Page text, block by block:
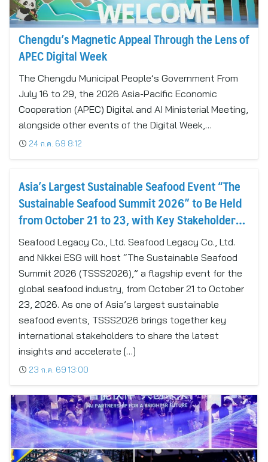
Chengdu’s Magnetic Appeal Through the Lens of
APEC Digital Week
The Chengdu Municipal People’s Government From
July 16 to 29, the 2026 Asia-Pacific Economic
Cooperation (APEC) Digital and AI Ministerial Meeting,
alongside other events of the Digital Week,…
24 ก.ค. 69 8:12
Asia’s Largest Sustainable Seafood Event “The
Sustainable Seafood Summit 2026” to Be Held
from October 21 to 23, with Key Stakeholders
Attending in Person
Seafood Legacy Co., Ltd. Seafood Legacy Co., Ltd.
and Nikkei ESG will host “The Sustainable Seafood
Summit 2026 (TSSS2026),” a flagship event for the
global seafood industry, from October 21 to October
23, 2026. As one of Asia’s largest sustainable
seafood events, TSSS2026 brings together key
international stakeholders to share the latest
insights and accelerate […]
23 ก.ค. 69 13:00